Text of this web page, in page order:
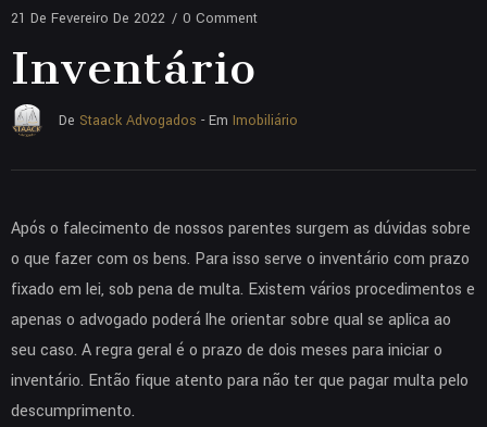
21 De Fevereiro De 2022 / 0 Comment
Inventário
De Staack Advogados - Em Imobiliário
Após o falecimento de nossos parentes surgem as dúvidas sobre
o que fazer com os bens. Para isso serve o inventário com prazo
fixado em lei, sob pena de multa. Existem vários procedimentos e
apenas o advogado poderá lhe orientar sobre qual se aplica ao
seu caso. A regra geral é o prazo de dois meses para iniciar o
inventário. Então fique atento para não ter que pagar multa pelo
descumprimento.